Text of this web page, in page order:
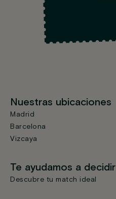
Nuestras ubicaciones
Madrid
Barcelona
Vizcaya
Te ayudamos a decidir
Descubre tu match ideal